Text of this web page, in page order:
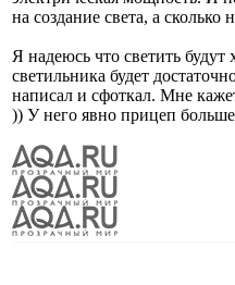
на создание света, а
Я надеюсь что светить
светильника будет
написал и сфоткал. Мне
)) У него явно прицеп